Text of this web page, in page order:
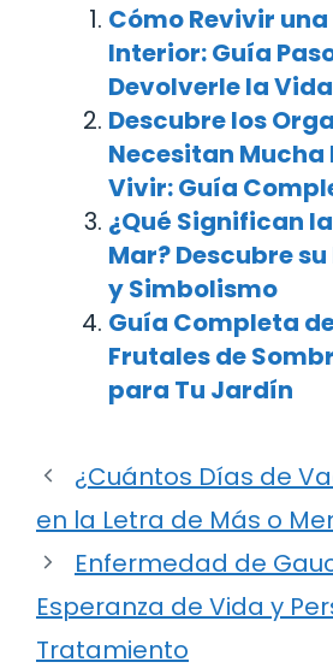
Cómo Revivir
Interior: Guía
Devolverle la Vida
Descubre los
Necesitan Mucha
Vivir: Guía
¿Qué Significan
Mar? Descubre
y Simbolismo
Guía Completa
Frutales de
para Tu Jardín
¿Cuántos Días de
en la Letra de Más o
Enfermedad de
Esperanza de Vida y
Tratamiento